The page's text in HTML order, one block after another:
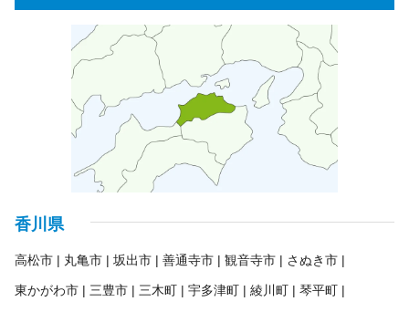
ステレオ（CD・MD・カセットテープ等）
スピーカー
ラジオ パソコン・周辺機器
ノートパソコン
パソコンモニター
プリンター スキャナ
キーボード
各種ケーブル類
リモコン 電子辞書 ICレコーダー
蛍光灯・水銀灯
金庫
シュレッダー
業務用コピー機・複合機
プロジェクター
業務用冷蔵庫
ガスレンジ
製氷機 券売機 コールドテーブル
ゆで麺器
大型食器洗浄機
シンク アイスケース
ネタケース
冷凍ストッカー ショーケース ゴンドラ
消火器
香川県
高松市 丸亀市 坂出市 善通寺市 観音寺市 さぬき市
東かがわ市 三豊市 三木町 宇多津町 綾川町 琴平町